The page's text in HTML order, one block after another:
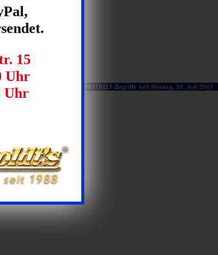
188378117 Zugriffe seit Montag, 30. Juli 2007
15
Uhr
Uhr